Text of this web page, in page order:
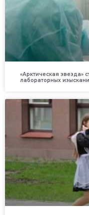
«Арктическая звезда»
лабораторных